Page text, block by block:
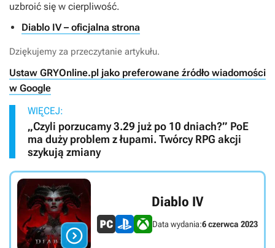
uzbroić się w cierpliwość.
Diablo IV – oficjalna strona
Dziękujemy za przeczytanie artykułu.
Ustaw GRYOnline.pl jako preferowane źródło wiadomości
w Google
WIĘCEJ:
„Czyli porzucamy 3.29 już po 10 dniach?” PoE
ma duży problem z łupami. Twórcy RPG akcji
szykują zmiany

Diablo IV
Data wydania:6 czerwca 2023